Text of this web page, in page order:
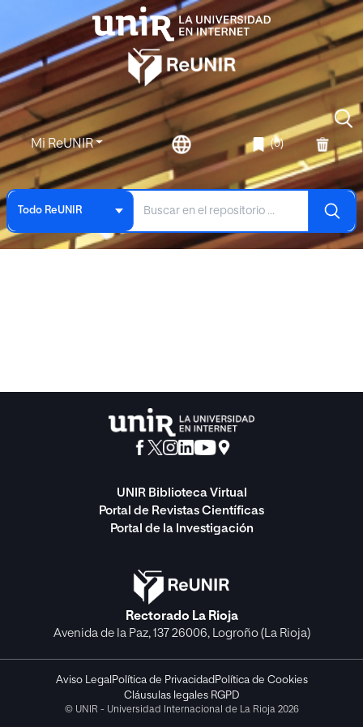
Mi ReUNIR (0)
Todo ReUNIR
UNIR Biblioteca Virtual
Portal de Revistas Científicas
Portal de la Investigación
Rectorado La Rioja
Avenida de la Paz, 137 26006, Logroño (La Rioja)
Aviso Legal Política de Privacidad Política de Cookies
Cláusulas legales RGPD
© UNIR - Universidad Internacional de La Rioja 2026